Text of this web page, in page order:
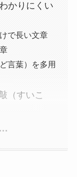
かりにくい
で長い文章
言葉）を多用
（すいこ